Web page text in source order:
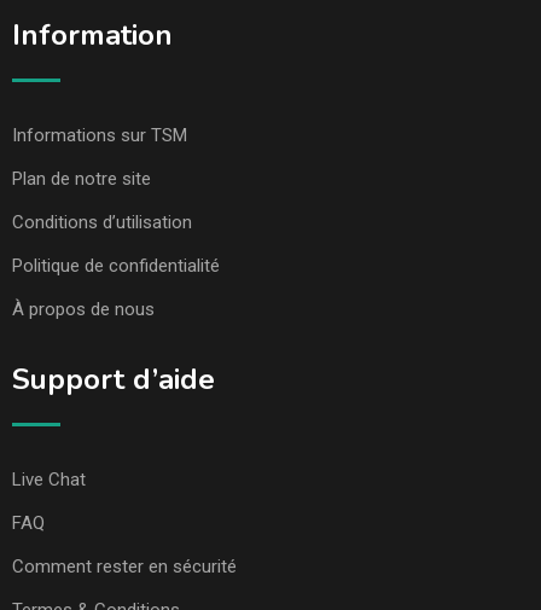
Information
Informations sur TSM
Plan de notre site
Conditions d’utilisation
Politique de confidentialité
À propos de nous
Support d’aide
Live Chat
FAQ
Comment rester en sécurité